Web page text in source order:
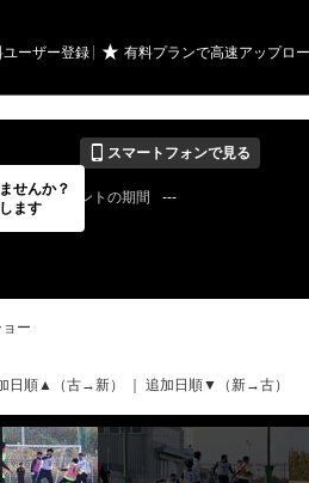
ユーザー登録 ★ 有料プランで高速アップロ
📱 スマートフォンで見る
イベントの期間
---
枚
ー
日順▲（古→新） 追加日順▼（新→古）
せんか？
ます